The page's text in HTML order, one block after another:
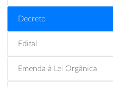
Decreto
Edital
Emenda à Lei Orgânica